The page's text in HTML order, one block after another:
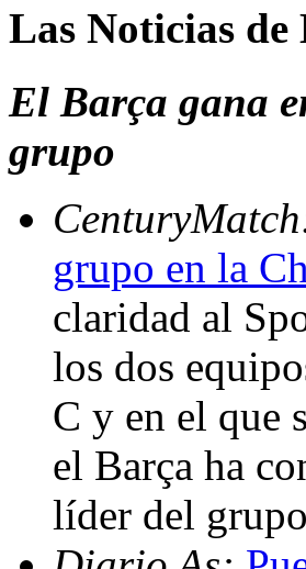
Las Noticias de
El Barça gana
grupo
grupo en la
claridad al
los dos
C y en el que
el Barça ha
líder del